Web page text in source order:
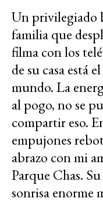
Un privilegiado
familia que
filma con los
de su casa está
mundo. La
al pogo, no se
compartir eso.
empujones
abrazo con mi
Parque Chas.
sonrisa enorme